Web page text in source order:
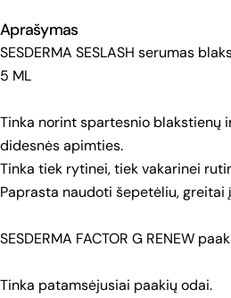
Aprašymas
SESDERMA SESLASH serumas
5 ML
Tinka norint spartesnio blakstienų
didesnės apimties.
Tinka tiek rytinei, tiek vakarinei
Paprasta naudoti šepetėliu, greitai
SESDERMA FACTOR G RENEW
Tinka patamsėjusiai paakių odai.